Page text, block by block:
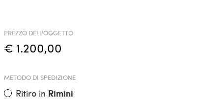
PREZZO DELL'OGGETTO
€ 1.200,00
METODO DI SPEDIZIONE
Ritiro in Rimini